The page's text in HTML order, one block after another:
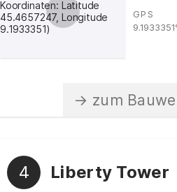
GPS
4 Liberty Tower